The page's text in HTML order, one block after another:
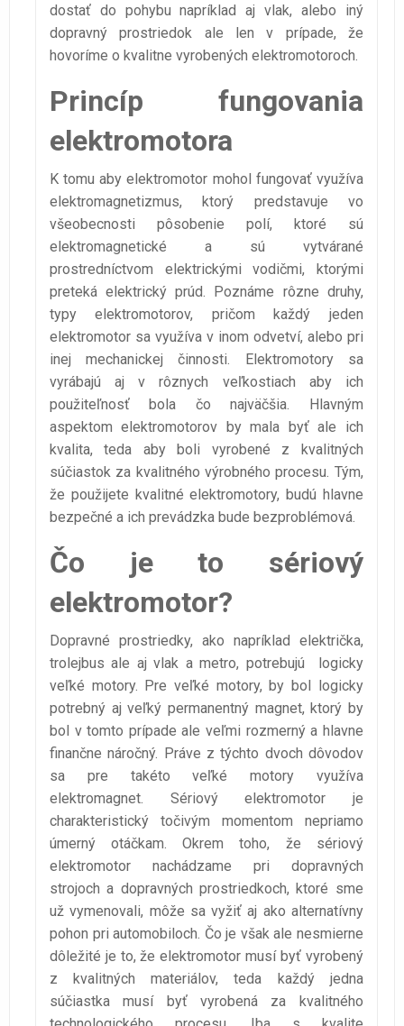
dostať do pohybu napríklad aj vlak, alebo iný
dopravný prostriedok ale len v prípade, že
hovoríme o kvalitne vyrobených elektromotoroch.
Princíp fungovania
elektromotora
K tomu aby elektromotor mohol fungovať využíva
elektromagnetizmus, ktorý predstavuje vo
všeobecnosti pôsobenie polí, ktoré sú
elektromagnetické a sú vytvárané
prostredníctvom elektrickými vodičmi, ktorými
preteká elektrický prúd. Poznáme rôzne druhy,
typy elektromotorov, pričom každý jeden
elektromotor sa využíva v inom odvetví, alebo pri
inej mechanickej činnosti. Elektromotory sa
vyrábajú aj v rôznych veľkostiach aby ich
použiteľnosť bola čo najväčšia. Hlavným
aspektom elektromotorov by mala byť ale ich
kvalita, teda aby boli vyrobené z kvalitných
súčiastok za kvalitného výrobného procesu. Tým,
že použijete kvalitné elektromotory, budú hlavne
bezpečné a ich prevádzka bude bezproblémová.
Čo je to sériový
elektromotor?
Dopravné prostriedky, ako napríklad električka,
trolejbus ale aj vlak a metro, potrebujú logicky
veľké motory. Pre veľké motory, by bol logicky
potrebný aj veľký permanentný magnet, ktorý by
bol v tomto prípade ale veľmi rozmerný a hlavne
finančne náročný. Práve z týchto dvoch dôvodov
sa pre takéto veľké motory využíva
elektromagnet. Sériový elektromotor je
charakteristický točivým momentom nepriamo
úmerný otáčkam. Okrem toho, že sériový
elektromotor nachádzame pri dopravných
strojoch a dopravných prostriedkoch, ktoré sme
už vymenovali, môže sa vyžiť aj ako alternatívny
pohon pri automobiloch. Čo je však ale nesmierne
dôležité je to, že elektromotor musí byť vyrobený
z kvalitných materiálov, teda každý jedna
súčiastka musí byť vyrobená za kvalitného